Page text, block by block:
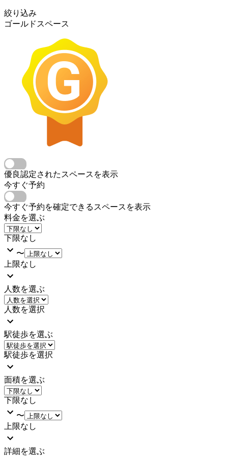
絞り込み
ゴールドスペース
優良認定されたスペースを表示
今すぐ予約
今すぐ予約を確定できるスペースを表示
料金を選ぶ
下限なし
〜
上限なし
人数を選ぶ
人数を選択
駅徒歩を選ぶ
駅徒歩を選択
面積を選ぶ
下限なし
〜
上限なし
詳細を選ぶ